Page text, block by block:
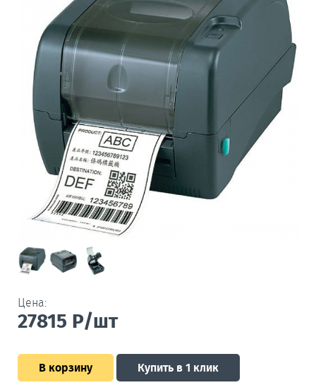
Цена:
27815 Р/шт
В корзину Купить в 1 клик